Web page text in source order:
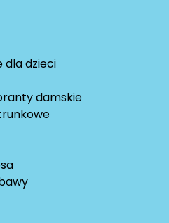
dla dzieci
damskie